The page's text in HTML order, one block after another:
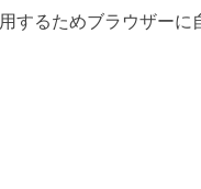
するためブラウザーに